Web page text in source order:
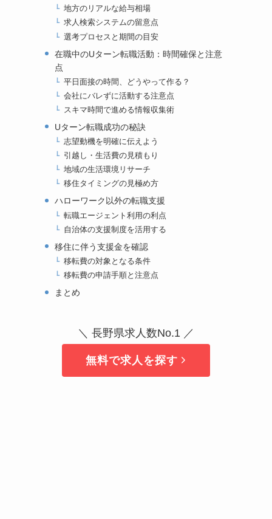
地方のリアルな給与相場
求人検索システムの留意点
選考プロセスと期間の目安
在職中のUターン転職活動：時間確保と注意
点
平日面接の時間、どうやって作る？
会社にバレずに活動する注意点
スキマ時間で進める情報収集術
Uターン転職成功の秘訣
志望動機を明確に伝えよう
引越し・生活費の見積もり
地域の生活環境リサーチ
移住タイミングの見極め方
ハローワーク以外の転職支援
転職エージェント利用の利点
自治体の支援制度を活用する
移住に伴う支援金を確認
移転費の対象となる条件
移転費の申請手順と注意点
まとめ
＼ 長野県求人数No.1 ／
無料で求人を探す